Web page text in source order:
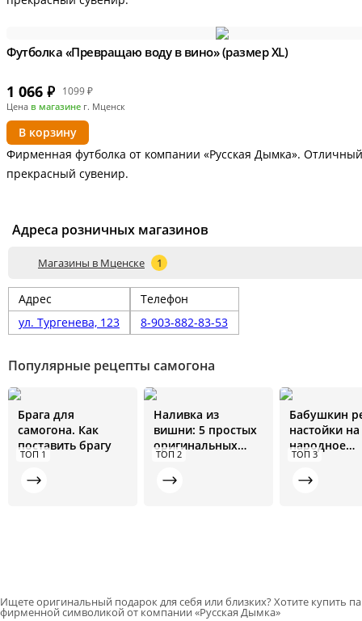
Футболка «Превращаю воду в вино» (размер XL)
1 066 ₽ 1099 ₽
Цена в магазине г. Мценск
В корзину
Фирменная футболка от компании «Русская Дымка».
прекрасный сувенир.
Адреса розничных магазинов
Магазины в Мценске 1
Адрес
Телефон
ул. Тургенева, 123
8-903-882-83-53
Популярные рецепты самогона
ТОП 1
Брага для
самогона. Как
поставить брагу
ТОП 2
Наливка из
вишни: 5 простых
оригинальных
рецептов
ТОП 3
Бабушкин
настойки
народное
средство от
болезней
Ищете оригинальный подарок для себя или близких? Хотите купить
фирменной символикой от компании «Русская Дымка»